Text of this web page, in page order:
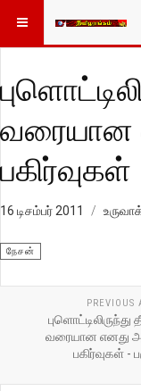
வரையான
பகிர்வுகள்
16 டிசம்பர் 2011
நேசன்
PREVIOUS
புளொட்டிலிருந்து
வரையான எனது
பகிர்வுகள் -